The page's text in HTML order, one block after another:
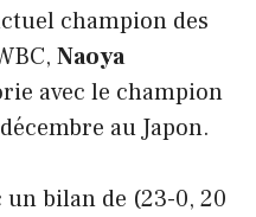
champion des
Naoya
avec le champion
au Japon.
bilan de (23-0, 20